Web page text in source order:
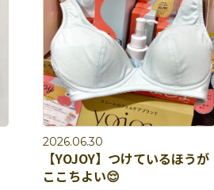
2026.06.30
【YOJOY】つけているほうが
ここちよい😌